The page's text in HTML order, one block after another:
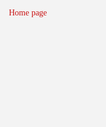
Home page